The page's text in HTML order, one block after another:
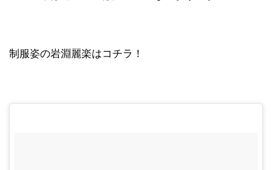
制服姿の岩淵麗楽はコチラ！